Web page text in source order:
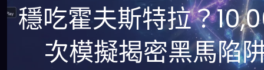
穩吃霍夫斯特拉？
次模擬揭密黑馬陷